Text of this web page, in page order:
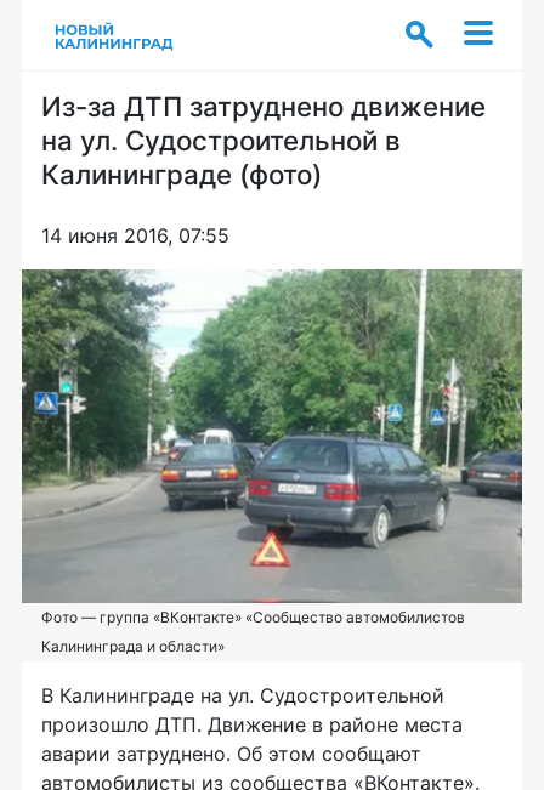
Из-за ДТП затруднено движение
на ул. Судостроительной в
Калининграде (фото)
14 июня 2016, 07:55
Фото — группа «ВКонтакте» «Сообщество автомобилистов
Калининграда и области»
В Калининграде на ул. Судостроительной
произошло ДТП. Движение в районе места
аварии затруднено. Об этом сообщают
автомобилисты из сообщества «ВКонтакте».